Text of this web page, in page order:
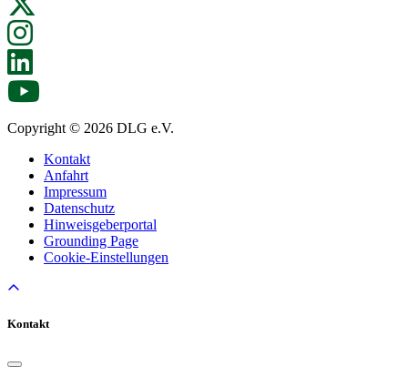
Copyright © 2026 DLG e.V.
Kontakt
Anfahrt
Impressum
Datenschutz
Hinweisgeberportal
Grounding Page
Cookie-Einstellungen
Kontakt